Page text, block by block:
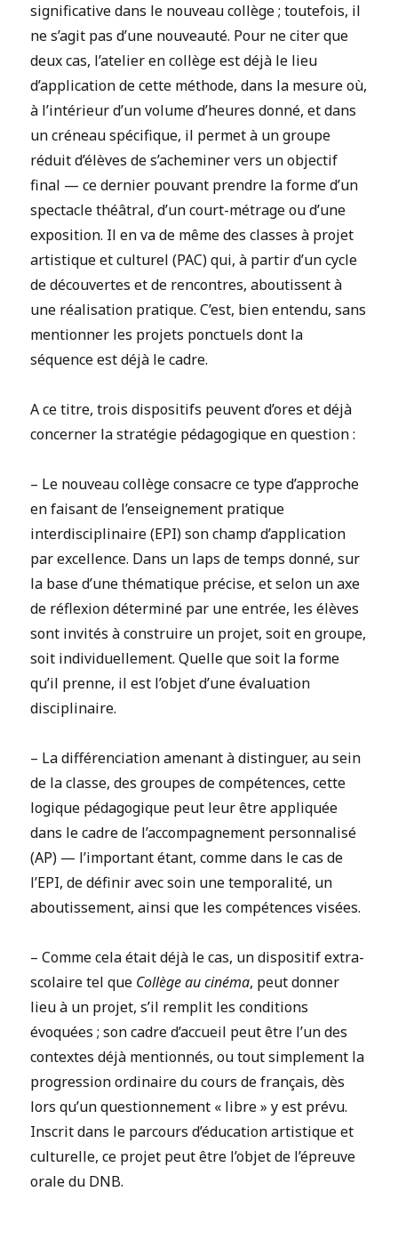
significative dans le nouveau collège ; toutefois, il
ne s’agit pas d’une nouveauté. Pour ne citer que
deux cas, l’atelier en collège est déjà le lieu
d’application de cette méthode, dans la mesure où,
à l’intérieur d’un volume d’heures donné, et dans
un créneau spécifique, il permet à un groupe
réduit d’élèves de s’acheminer vers un objectif
final — ce dernier pouvant prendre la forme d’un
spectacle théâtral, d’un court-métrage ou d’une
exposition. Il en va de même des classes à projet
artistique et culturel (PAC) qui, à partir d’un cycle
de découvertes et de rencontres, aboutissent à
une réalisation pratique. C’est, bien entendu, sans
mentionner les projets ponctuels dont la
séquence est déjà le cadre.
A ce titre, trois dispositifs peuvent d’ores et déjà
concerner la stratégie pédagogique en question :
– Le nouveau collège consacre ce type d’approche
en faisant de l’enseignement pratique
interdisciplinaire (EPI) son champ d’application
par excellence. Dans un laps de temps donné, sur
la base d’une thématique précise, et selon un axe
de réflexion déterminé par une entrée, les élèves
sont invités à construire un projet, soit en groupe,
soit individuellement. Quelle que soit la forme
qu’il prenne, il est l’objet d’une évaluation
disciplinaire.
– La différenciation amenant à distinguer, au sein
de la classe, des groupes de compétences, cette
logique pédagogique peut leur être appliquée
dans le cadre de l’accompagnement personnalisé
(AP) — l’important étant, comme dans le cas de
l’EPI, de définir avec soin une temporalité, un
aboutissement, ainsi que les compétences visées.
– Comme cela était déjà le cas, un dispositif extra-
scolaire tel que Collège au cinéma, peut donner
lieu à un projet, s’il remplit les conditions
évoquées ; son cadre d’accueil peut être l’un des
contextes déjà mentionnés, ou tout simplement la
progression ordinaire du cours de français, dès
lors qu’un questionnement « libre » y est prévu.
Inscrit dans le parcours d’éducation artistique et
culturelle, ce projet peut être l’objet de l’épreuve
orale du DNB.